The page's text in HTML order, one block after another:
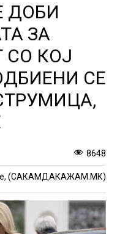
ДОБИ
ЗА
СО КОЈ
СЕ
8648
(САКАМДАКАЖАМ.МК)